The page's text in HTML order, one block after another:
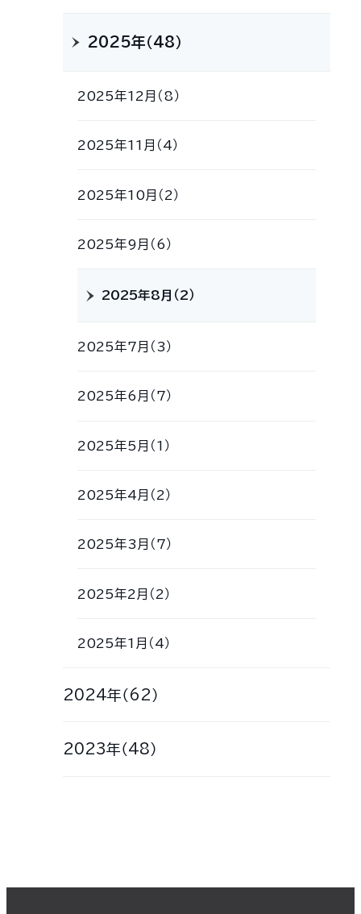
2025年（48）
2025年12月（8）
2025年11月（4）
2025年10月（2）
2025年9月（6）
2025年8月（2）
2025年7月（3）
2025年6月（7）
2025年5月（1）
2025年4月（2）
2025年3月（7）
2025年2月（2）
2025年1月（4）
2024年（62）
2023年（48）